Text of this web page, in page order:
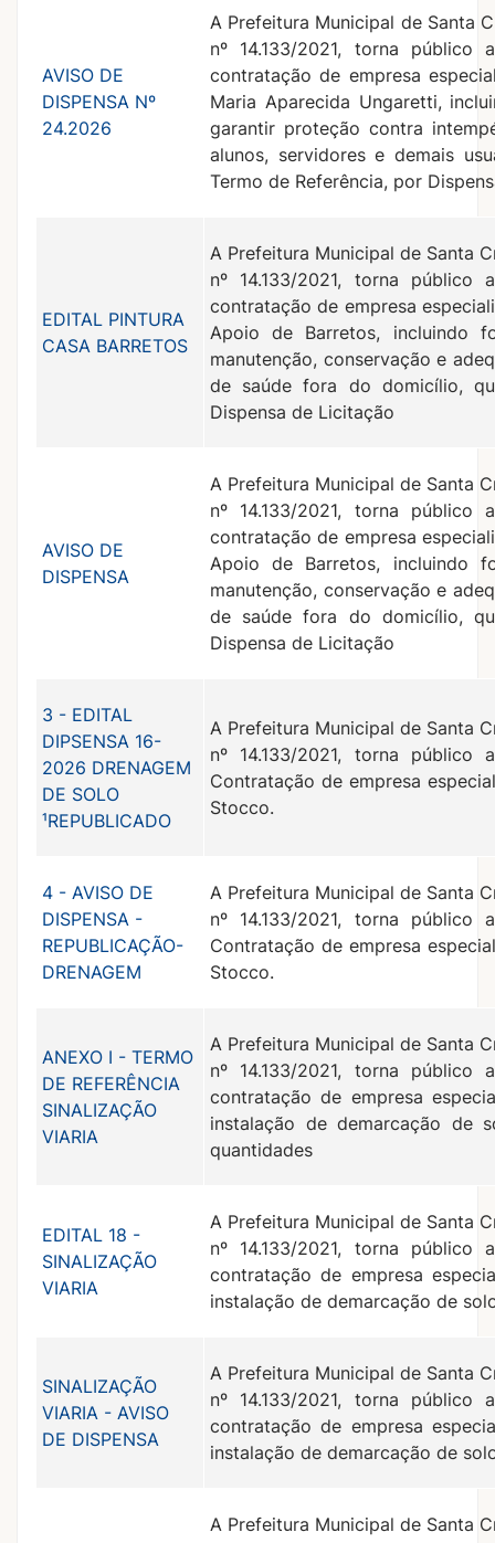
AVISO DE
DISPENSA Nº
24.2026
A Prefeitura Municipal de Santa
nº 14.133/2021, torna público
contratação de empresa
Maria Aparecida Ungaretti,
garantir proteção contra
alunos, servidores e demais
Termo de Referência, por
EDITAL PINTURA
CASA BARRETOS
A Prefeitura Municipal de Santa
nº 14.133/2021, torna público
contratação de empresa
Apoio de Barretos, incluindo
manutenção, conservação e
de saúde fora do domicílio,
Dispensa de Licitação
AVISO DE
DISPENSA
A Prefeitura Municipal de Santa
nº 14.133/2021, torna público
contratação de empresa
Apoio de Barretos, incluindo
manutenção, conservação e
de saúde fora do domicílio,
Dispensa de Licitação
3 - EDITAL
DIPSENSA 16-
2026 DRENAGEM
DE SOLO
¹REPUBLICADO
A Prefeitura Municipal de Santa
nº 14.133/2021, torna público
Contratação de empresa
Stocco.
4 - AVISO DE
DISPENSA -
REPUBLICAÇÃO-
DRENAGEM
A Prefeitura Municipal de Santa
nº 14.133/2021, torna público
Contratação de empresa
Stocco.
ANEXO I - TERMO
DE REFERÊNCIA
SINALIZAÇÃO
VIARIA
A Prefeitura Municipal de Santa
nº 14.133/2021, torna público
contratação de empresa
instalação de demarcação de
quantidades
EDITAL 18 -
SINALIZAÇÃO
VIARIA
A Prefeitura Municipal de Santa
nº 14.133/2021, torna público
contratação de empresa
instalação de demarcação de
SINALIZAÇÃO
VIARIA - AVISO
DE DISPENSA
A Prefeitura Municipal de Santa
nº 14.133/2021, torna público
contratação de empresa
instalação de demarcação de
A Prefeitura Municipal de Santa